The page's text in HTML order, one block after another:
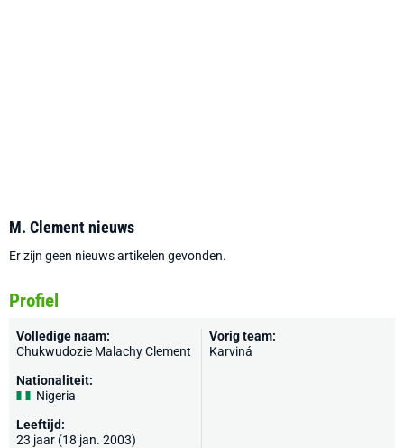
M. Clement nieuws
Er zijn geen nieuws artikelen gevonden.
Profiel
Volledige naam:
Chukwudozie Malachy Clement
Nationaliteit:
Nigeria
Leeftijd:
23 jaar (18 jan. 2003)
Vorig team:
Karviná